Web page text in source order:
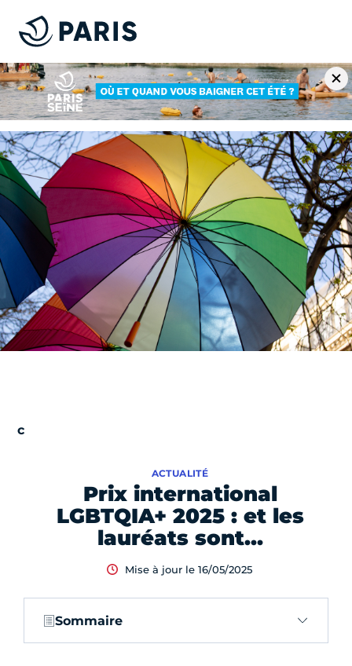
Prix international
LGBTQIA+ 2025 : et les
lauréats sont…
ACTUALITÉ
Mise à jour le 16/05/2025
Sommaire